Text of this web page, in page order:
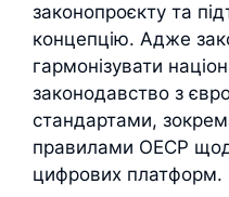
законопроєкту та
концепцію. Адже
гармонізувати
законодавство з
стандартами,
правилами ОЕСР
цифрових платформ.